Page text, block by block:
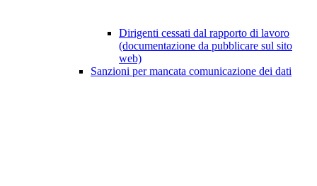
Dirigenti cessati dal rapporto di lavoro
(documentazione da pubblicare sul sito
web)
Sanzioni per mancata comunicazione dei dati